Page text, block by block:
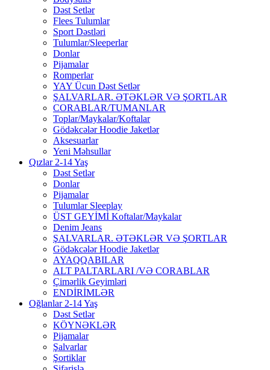
Dəst Setlər
Flees Tulumlar
Sport Dəstləri
Tulumlar/Sleeperlar
Donlar
Pijamalar
Romperlar
YAY Ücun Dəst Setlər
ŞALVARLAR. ƏTƏKLƏR VƏ ŞORTLAR
CORABLAR/TUMANLAR
Toplar/Maykalar/Koftalar
Gödəkcələr Hoodie Jaketlər
Aksesuarlar
Yeni Məhsullar
Qızlar 2-14 Yaş
Dəst Setlər
Donlar
Pijamalar
Tulumlar Sleeplay
ÜST GEYİMİ Koftalar/Maykalar
Denim Jeans
ŞALVARLAR. ƏTƏKLƏR VƏ ŞORTLAR
Gödəkcələr Hoodie Jaketlər
AYAQQABILAR
ALT PALTARLARI /VƏ CORABLAR
Çimərlik Geyimləri
ENDİRİMLƏR
Oğlanlar 2-14 Yaş
Dəst Setlər
KÖYNƏKLƏR
Pijamalar
Şalvarlar
Şortiklar